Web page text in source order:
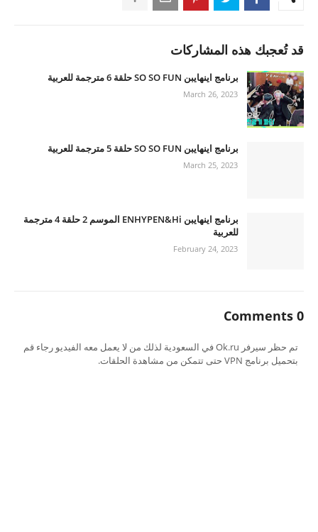
قد تُعجبك هذه المشاركات
برنامج اينهايبن SO SO FUN حلقة 6 مترجمة للعربية
March 26, 2023
برنامج اينهايبن SO SO FUN حلقة 5 مترجمة للعربية
March 25, 2023
برنامج اينهايبن ENHYPEN&Hi الموسم 2 حلقة 4 مترجمة
للعربية
February 24, 2023
0 Comments
تم حظر سيرفر Ok.ru في السعودية لذلك من لا يعمل معه الفيديو رجاء قم
بتحميل برنامج VPN حتى تتمكن من مشاهدة الحلقات.